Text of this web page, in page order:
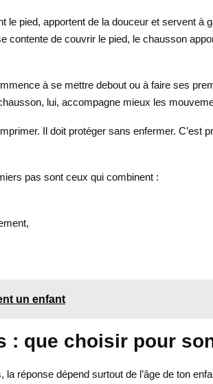
pied, apportent de la douceur et servent à
contente de couvrir le pied, le chausson
à se mettre debout ou à faire ses
lui, accompagne mieux les
Il doit protéger sans enfermer.
pas sont ceux qui combinent :
un enfant
: que choisir pour
réponse dépend surtout de l’âge de ton